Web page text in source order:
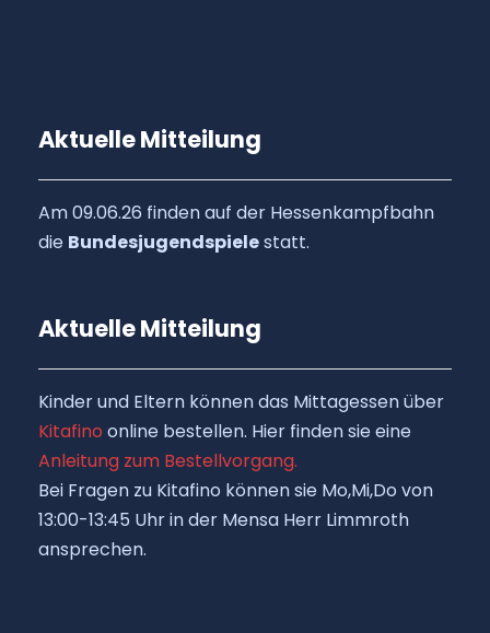
Aktuelle Mitteilung
Am 09.06.26 finden auf der Hessenkampfbahn
die Bundesjugendspielestatt.
Aktuelle Mitteilung
Kinder und Eltern können das Mittagessen über
Kitafino online bestellen. Hier finden sie eine
Anleitung zum Bestellvorgang.
Bei Fragen zu Kitafino können sie Mo,Mi,Do von
13:00-13:45 Uhr in der Mensa Herr Limmroth
ansprechen.